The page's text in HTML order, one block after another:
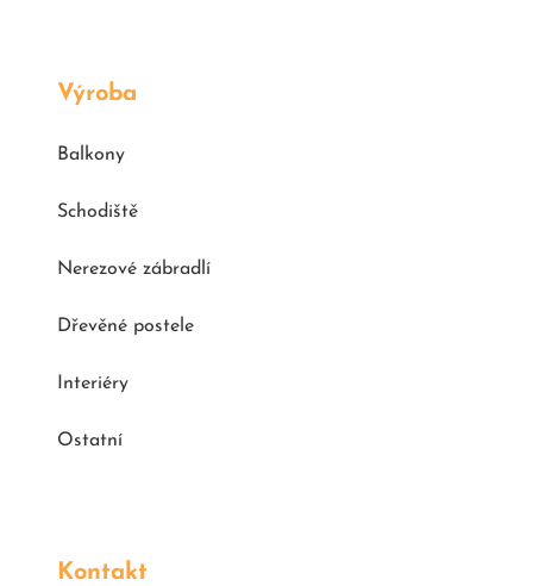
Výroba
Balkony
Schodiště
Nerezové zábradlí
Dřevěné postele
Interiéry
Ostatní
Kontakt